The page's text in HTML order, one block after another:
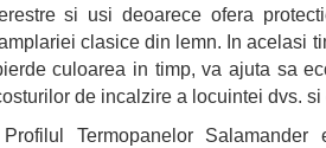
si usi deoarece ofera
clasice din lemn. In acelasi
culoarea in timp, va ajuta sa
de incalzire a locuintei dvs. si
Termopanelor